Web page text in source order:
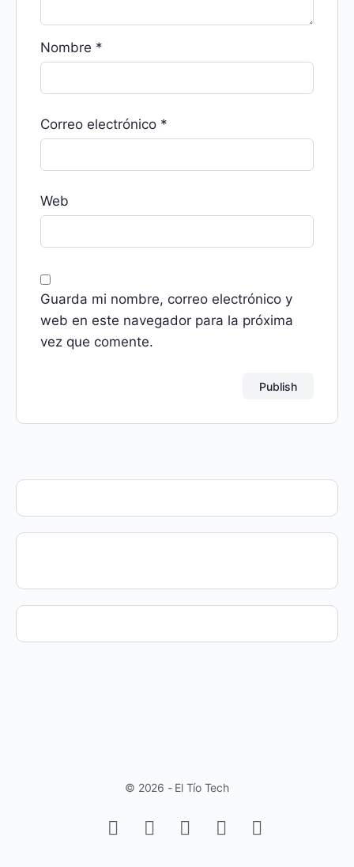
Nombre *
Correo electrónico *
Web
Guarda mi nombre, correo electrónico y
web en este navegador para la próxima
vez que comente.
© 2026 - El Tío Tech